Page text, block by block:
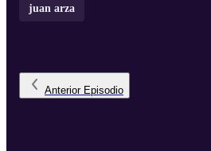
juan arza
Anterior Episodio